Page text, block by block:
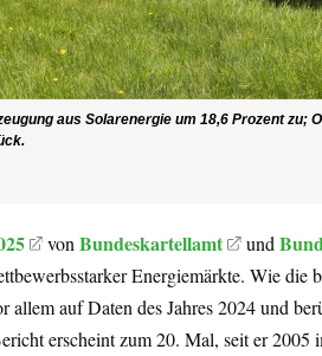
aus Solarenergie um 18,6 Prozent zu;
vonBundeskartellamt und
Energie­märkte. Wie die
allem auf Daten des Jahres 2024 und
erscheint zum 20. Mal, seit er 2005